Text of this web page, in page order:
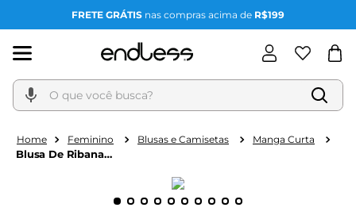
FRETE GRÁTIS nas compras acima de R$199
O que você busca?
Feminino Blusas e Camisetas Manga Curta
Blusa De Ribana